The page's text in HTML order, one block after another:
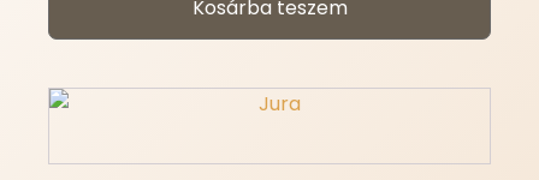
Kosárba teszem